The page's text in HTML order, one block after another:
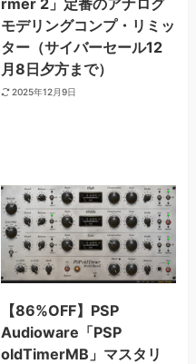
rmer 2」定番のアナログ
モデリングコンプ・リミッ
ター（サイバーセール12
月8日夕方まで）
2025年12月9日
【86%OFF】PSP
Audioware「PSP
oldTimerMB」マスタリ